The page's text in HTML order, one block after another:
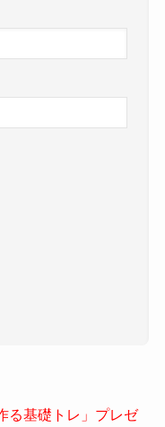
る基礎トレ」プレゼ